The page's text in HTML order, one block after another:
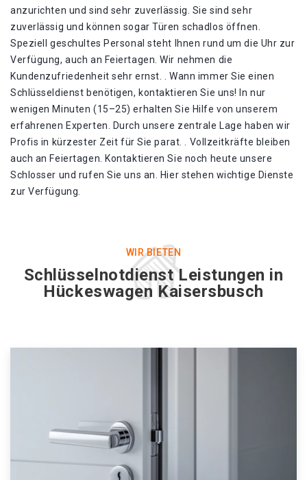
anzurichten und sind sehr zuverlässig. Sie sind sehr
zuverlässig und können sogar Türen schadlos öffnen.
Speziell geschultes Personal steht Ihnen rund um die Uhr zur
Verfügung, auch an Feiertagen. Wir nehmen die
Kundenzufriedenheit sehr ernst. . Wann immer Sie einen
Schlüsseldienst benötigen, kontaktieren Sie uns! In nur
wenigen Minuten (15–25) erhalten Sie Hilfe von unserem
erfahrenen Experten. Durch unsere zentrale Lage haben wir
Profis in kürzester Zeit für Sie parat. . Vollzeitkräfte bleiben
auch an Feiertagen. Kontaktieren Sie noch heute unsere
Schlosser und rufen Sie uns an. Hier stehen wichtige Dienste
zur Verfügung.
WIR BIETEN
Schlüsselnotdienst Leistungen in
Hückeswagen Kaisersbusch